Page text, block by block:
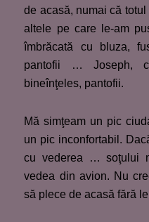
de acasă, numai că
altele pe care le-am
îmbrăcată cu bluza,
pantofii … Joseph,
bineînţeles, pantofii.
Mă simţeam un pic
un pic inconfortabil.
cu vederea … soţului
vedea din avion. Nu
să plece de acasă fără